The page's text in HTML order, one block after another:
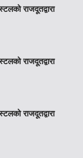
राजदूतद्वारा
राजदूतद्वारा
राजदूतद्वारा